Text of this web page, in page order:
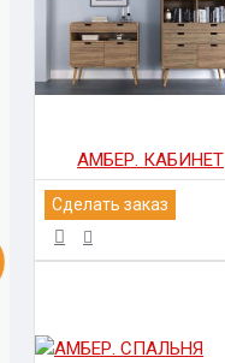
АМБЕР. КАБИНЕТ
Сделать заказ